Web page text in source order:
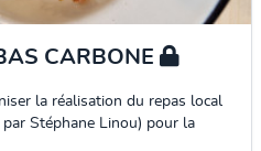
CARBONE
la réalisation du repas local
Stéphane Linou) pour la